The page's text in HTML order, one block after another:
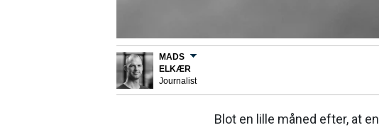
MADS
ELKÆR
Journalist
Blot en lille måned efter, at en